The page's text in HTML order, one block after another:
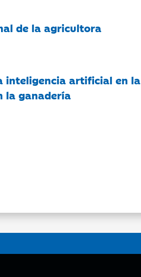
de la agricultora
inteligencia artificial en la
la ganadería